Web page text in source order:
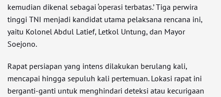
kemudian dikenal sebagai ‘operasi terbatas.’ Tiga perwira
tinggi TNI menjadi kandidat utama pelaksana rencana ini,
yaitu Kolonel Abdul Latief, Letkol Untung, dan Mayor
Soejono.
Rapat persiapan yang intens dilakukan berulang kali,
mencapai hingga sepuluh kali pertemuan. Lokasi rapat ini
berganti-ganti untuk menghindari deteksi atau kecurigaan